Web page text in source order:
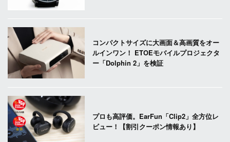
コンパクトサイズに大画面＆高画質をオー
ルインワン！ ETOEモバイルプロジェクタ
ー「Dolphin 2」を検証
プロも高評価。EarFun「Clip2」全方位レ
ビュー！【割引クーポン情報あり】